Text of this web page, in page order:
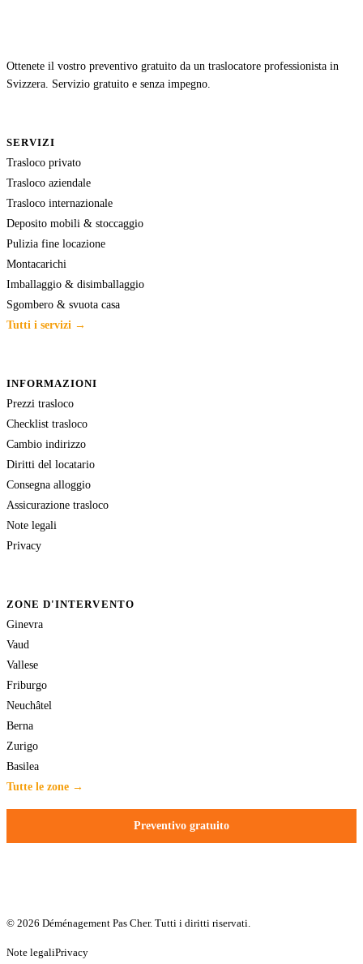
Ottenete il vostro preventivo gratuito da un traslocatore professionista in
Svizzera. Servizio gratuito e senza impegno.
SERVIZI
Trasloco privato
Trasloco aziendale
Trasloco internazionale
Deposito mobili & stoccaggio
Pulizia fine locazione
Montacarichi
Imballaggio & disimballaggio
Sgombero & svuota casa
Tutti i servizi →
INFORMAZIONI
Prezzi trasloco
Checklist trasloco
Cambio indirizzo
Diritti del locatario
Consegna alloggio
Assicurazione trasloco
Note legali
Privacy
ZONE D'INTERVENTO
Ginevra
Vaud
Vallese
Friburgo
Neuchâtel
Berna
Zurigo
Basilea
Tutte le zone →
Preventivo gratuito
© 2026 Déménagement Pas Cher. Tutti i diritti riservati.
Note legaliPrivacy